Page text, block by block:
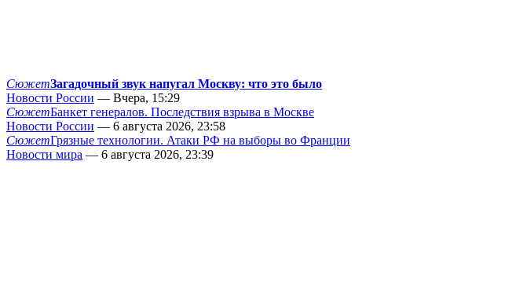
СюжетЗагадочный звук напугал Москву: что это было
Новости России — Вчера, 15:29
СюжетБанкет генералов. Последствия взрыва в Москве
Новости России — 6 августа 2026, 23:58
СюжетГрязные технологии. Атаки РФ на выборы во Франции
Новости мира — 6 августа 2026, 23:39